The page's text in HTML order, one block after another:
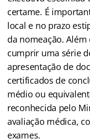
certame. É
local e no prazo
da nomeação.
cumprir uma série
apresentação de
certificados de
médio ou
reconhecida pelo
avaliação médica,
exames.